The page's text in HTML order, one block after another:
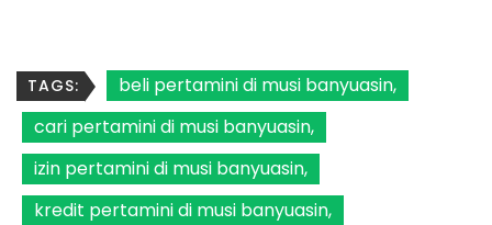
TAGS:
beli pertamini di musi banyuasin
cari pertamini di musi banyuasin
izin pertamini di musi banyuasin
kredit pertamini di musi banyuasin